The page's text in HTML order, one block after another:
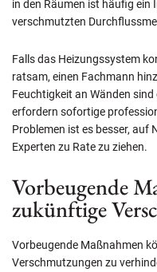
in den Räumen ist häufig ein
verschmutzten
Falls das Heizungssystem
ratsam, einen Fachmann
Feuchtigkeit an Wänden
erfordern sofortige
Problemen ist es besser, auf
Experten zu Rate zu ziehen.
Vorbeugende
zukünftige
Vorbeugende Maßnahmen
Verschmutzungen zu